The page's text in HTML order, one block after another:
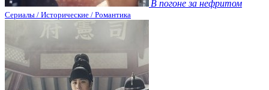
В погоне за нефритом
Сериалы / Исторические / Романтика